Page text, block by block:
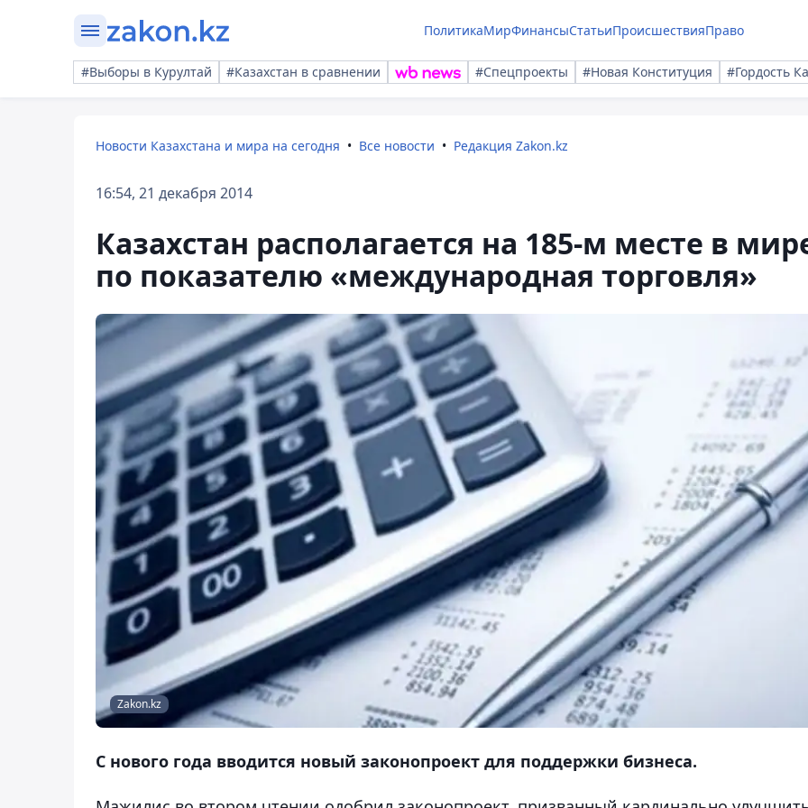
ПолитикаМирФинансыСтатьиПроисшествияПраво
#Выборы в Курултай #Казахстан в сравнении #Спецпроекты #Новая Конституция #Гордость
Новости Казахстана и мира на сегодня Все новости Редакция Zakon.kz
16:54, 21 декабря 2014
Казахстан располагается на 185-м месте в
по показателю «международная торговля»
Zakon.kz
С нового года вводится новый законопроект для поддержки бизнеса.